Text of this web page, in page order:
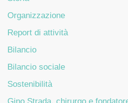
Organizzazione
Report di attività
Bilancio
Bilancio sociale
Sostenibilità